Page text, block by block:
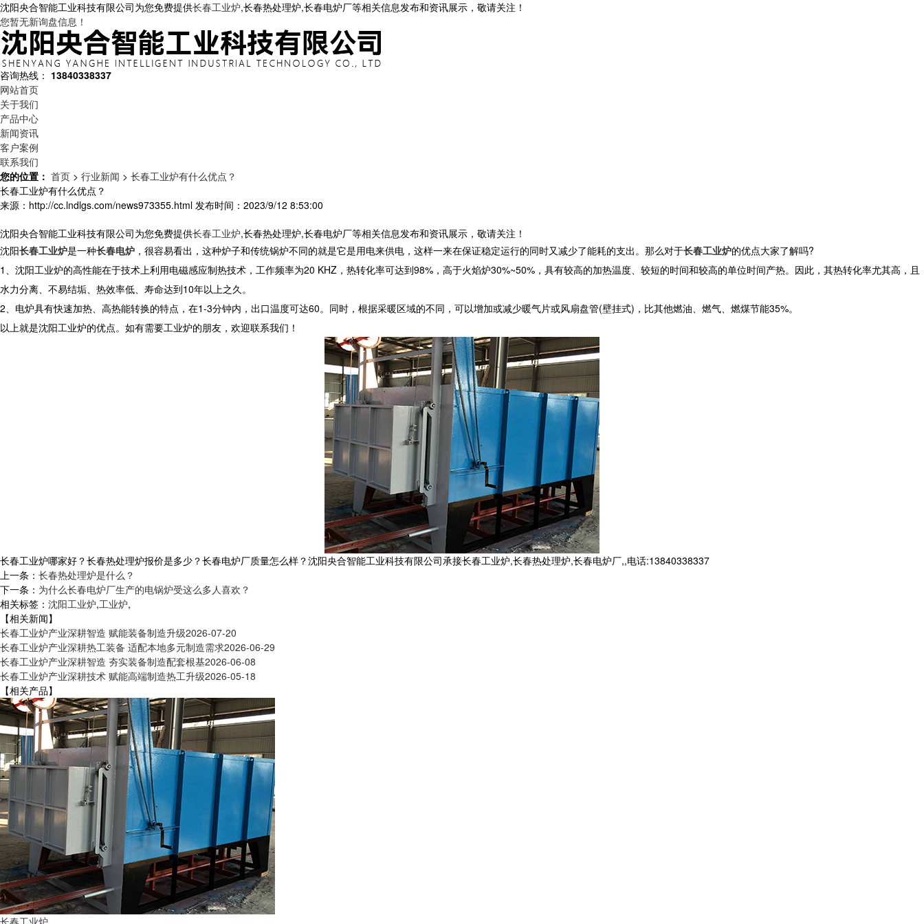
沈阳央合智能工业科技有限公司为您免费提供长春工业炉,长春热处理炉,长春电炉厂等相关信息发布和资讯展示，敬请关注！
您暂无新询盘信息！
咨询热线： 13840338337
网站首页
关于我们
产品中心
新闻资讯
客户案例
联系我们
您的位置： 首页 > 行业新闻 > 长春工业炉有什么优点？
长春工业炉有什么优点？
来源：http://cc.lndlgs.com/news973355.html 发布时间：2023/9/12 8:53:00
沈阳央合智能工业科技有限公司为您免费提供长春工业炉,长春热处理炉,长春电炉厂等相关信息发布和资讯展示，敬请关注！
沈阳长春工业炉是一种长春电炉 ，很容易看出，这种炉子和传统锅炉不同的就是它是用电来供电，这样一来在保证稳定运行的同时又减少了能耗的支出。那么对于长春工业炉的优点大家了解吗?
1、沈阳工业炉的高性能在于技术上利用电磁感应制热技术，工作频率为20 KHZ，热转化率可达到98%，高于火焰炉30%~50%，具有较高的加热温度、较短的时间和较高的单位时间产热。因此，其热转化率尤其高，且
水力分离、不易结垢、热效率低、寿命达到10年以上之久。
2、电炉具有快速加热、高热能转换的特点，在1-3分钟内，出口温度可达60。同时，根据采暖区域的不同，可以增加或减少暖气片或风扇盘管(壁挂式)，比其他燃油、燃气、燃煤节能35%。
以上就是沈阳工业炉的优点。如有需要工业炉的朋友，欢迎联系我们！
长春工业炉哪家好？长春热处理炉报价是多少？长春电炉厂质量怎么样？沈阳央合智能工业科技有限公司承接长春工业炉,长春热处理炉,长春电炉厂,,电话:13840338337
上一条： 长春热处理炉是什么？
下一条： 为什么长春电炉厂生产的电锅炉受这么多人喜欢？
相关标签： 沈阳工业炉,工业炉,
【相关新闻】
长春工业炉产业深耕智造 赋能装备制造升级2026-07-20
长春工业炉产业深耕热工装备 适配本地多元制造需求2026-06-29
长春工业炉产业深耕智造 夯实装备制造配套根基2026-06-08
长春工业炉产业深耕技术 赋能高端制造热工升级2026-05-18
【相关产品】
长春工业炉